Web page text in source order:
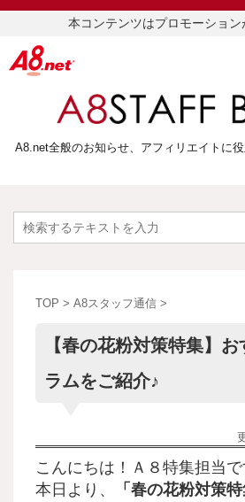
本コンテンツはプロモーション
A8.net全般のお知らせ、アフィリエイトに
TOP > A8スタッフ通信 >
【春の花粉対策特集】
ラムをご紹介♪
こんにちは！Ａ８特集担当で
本日より、
「春の花粉対策特